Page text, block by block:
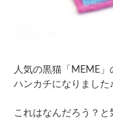
人気の黒猫「MEME
ハンカチになりました♪
これはなんだろう？